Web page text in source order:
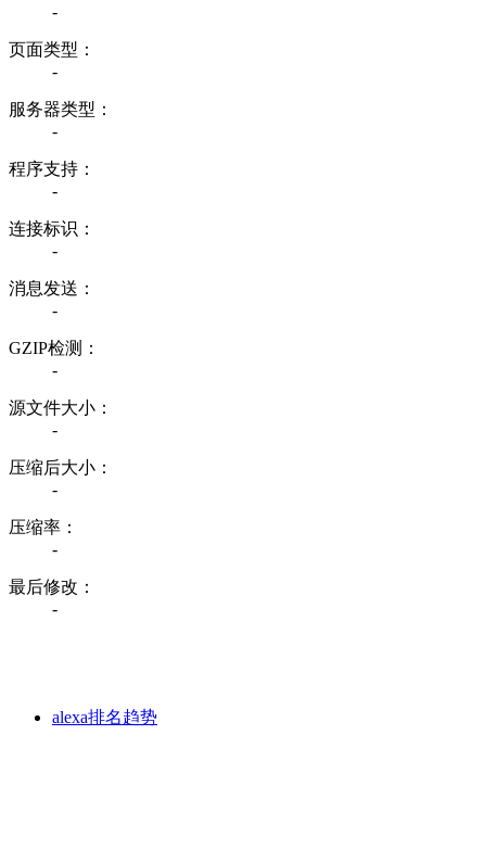
-
页面类型：
-
服务器类型：
-
程序支持：
-
连接标识：
-
消息发送：
-
GZIP检测：
-
源文件大小：
-
压缩后大小：
-
压缩率：
-
最后修改：
-
alexa排名趋势